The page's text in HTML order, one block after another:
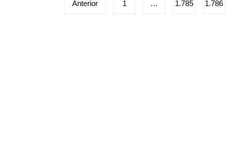
Anterior 1 … 1.785 1.786